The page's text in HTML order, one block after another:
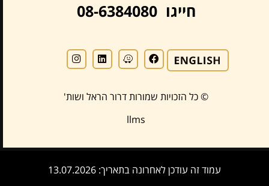
חייגו 08-6384080
© כל הזכויות שמורות דרור הראל ושות'
llms
עמוד זה עודכן לאחרונה בתאריך: 13.07.2026